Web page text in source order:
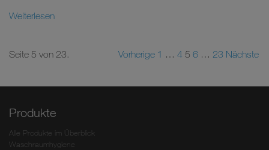
Weiterlesen
Seite 5 von 23. Vorherige 1 … 4 5 6 … 23 Nächste
Produkte
Alle Produkte im Überblick
Waschraumhygiene